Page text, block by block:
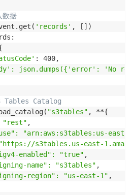
据
'records' , [])
: 400,
json.dumps({'error': 'No
Tables Catalog
"s3tables" , **{
"rest" ,
"arn:aws:s3tables:us-east-
s3tables.us-east-
enabled": "true" ,
name": "s3tables" ,
region": "us-east-1" ,